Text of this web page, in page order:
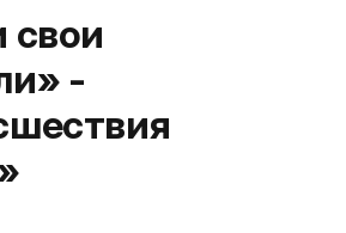
свои
-